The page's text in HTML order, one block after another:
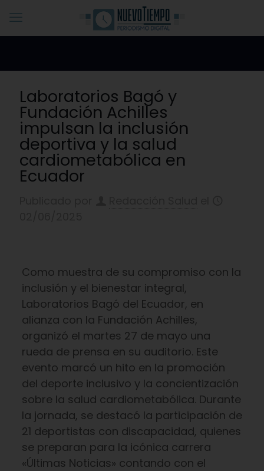
Laboratorios Bagó y
Fundación Achilles
impulsan la inclusión
deportiva y la salud
cardiometabólica en
Ecuador
Como muestra de su compromiso con la
inclusión y el bienestar integral,
Laboratorios Bagó del Ecuador, en
alianza con la Fundación Achilles,
organizó el martes 27 de mayo una
rueda de prensa en su auditorio. Este
evento marcó un hito en la promoción
del deporte inclusivo y la concientización
sobre la salud cardiometabólica. Durante
la jornada, se destacó la participación de
21 deportistas con discapacidad, quienes
se preparan para la icónica carrera
«Últimas Noticias» contando con el